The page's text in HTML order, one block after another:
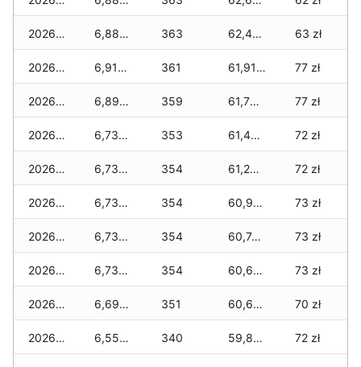
2026-05-20 6,880 zł 363 62,420 zł 63 zł
2026-05-19 6,910 zł 361 61,910 zł 77 zł
2026-05-18 6,890 zł 359 61,730 zł 77 zł
2026-05-17 6,730 zł 353 61,440 zł 72 zł
2026-05-16 6,730 zł 354 61,280 zł 72 zł
2026-05-15 6,730 zł 354 60,960 zł 73 zł
2026-05-14 6,730 zł 354 60,740 zł 73 zł
2026-05-13 6,730 zł 354 60,680 zł 73 zł
2026-05-12 6,690 zł 351 60,640 zł 70 zł
2026-05-09 6,550 zł 340 59,840 zł 72 zł